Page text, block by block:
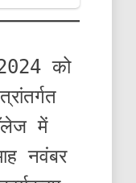
को
में
नवंबर